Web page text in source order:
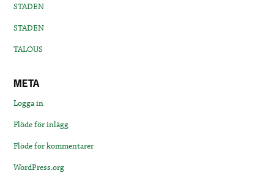
STADEN
STADEN
TALOUS
META
Logga in
Flöde för inlägg
Flöde för kommentarer
WordPress.org